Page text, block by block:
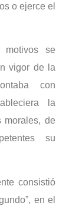
o ejerce el
motivos se
vigor de la
con
la
morales, de
su
consistió
en el